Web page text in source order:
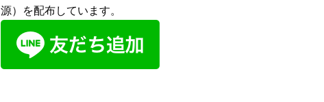
源）を配布しています。